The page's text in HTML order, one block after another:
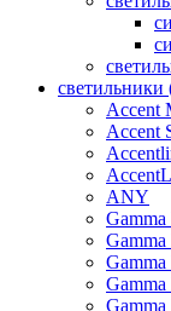
Accent
Accent
ANY